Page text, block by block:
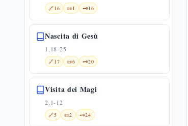
🔗16 📜1 🗝️16
Nascita di Gesù
1,18-25
🔗17 📜6 🗝️20
Visita dei Magi
2,1-12
🔗5 📜2 🗝️24